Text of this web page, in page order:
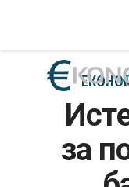
АКТУЕЛНО
ФИНАНСИИ
за